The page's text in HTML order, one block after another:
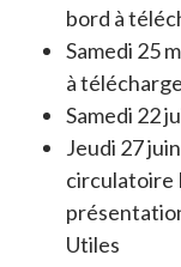
bord à
Samedi 25
à
Samedi 22
Jeudi 27
circulatoire
Utiles